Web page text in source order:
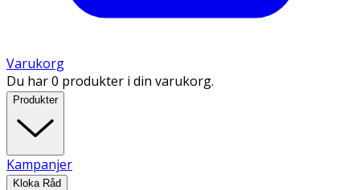
Varukorg
Du har 0 produkter i din varukorg.
Produkter
Kampanjer
Kloka Råd